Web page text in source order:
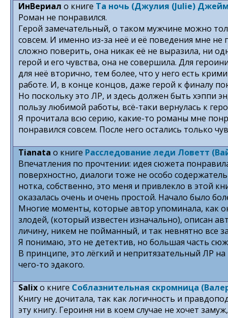
ИнВериал о книге Та ночь (Джулия (Julie)
Роман не понравился.
Герой замечательный, о таком мужчине можно
совсем. И именно из-за неё и её поведения мне
сложно поверить, она никак её не выразила, ни
герой и его чувства, она не совершила. Для
для неё вторично, тем более, что у него есть
работе. И, в конце концов, даже герой к финалу
Но поскольку это ЛР, и здесь должен быть хэппи
пользу любимой работы, всё-таки вернулась к
Я прочитала всю серию, какие-то романы мне
понравился совсем. После него остались только
Tianata о книге Расследование леди Ловетт
Впечатления по прочтении: идея сюжета
поверхностно, диалоги тоже не особо
нотка, собственно, это меня и привлекло в этой
оказалась очень и очень простой. Начало было
Многие моменты, которые автор упоминала, как
злодей, (который известен изначально), описан
личину, никем не пойманный, и так невнятно все
Я понимаю, это не детектив, но большая часть
В принципе, это лёгкий и непритязательный ЛР
чего-то эдакого.
Salixо книге Соблазнительная скромница
Книгу не дочитала, так как логичность и
эту книгу. Героиня ни в коем случае не хочет